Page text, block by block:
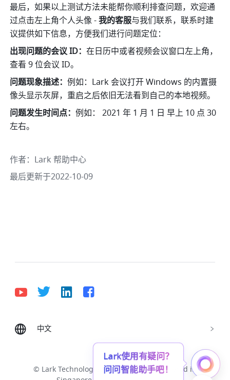
最后，如果以上测试方法未能帮你顺利排查问题，欢迎通
过点击左上角个人头像 - 我的客服与我们联系，联系时建
议提供如下信息，方便我们进行问题定位：
出现问题的会议 ID：在日历中或者视频会议窗口左上角，
查看 9 位会议 ID。
问题现象描述：例如：Lark 会议打开 Windows 的内置摄
像头显示灰屏，重启之后依旧无法看到自己的本地视频。
问题发生时间点：例如： 2021 年 1 月 1 日 早上 10 点 30
左右。
作者： Lark 帮助中心
最后更新于2022-10-09
中文
Deutsch English
Português (Brasil)
Tiếng Việt
ไทย 한국어 日本語 中文
© Lark Technologies Pte. Ltd. Headquartered in
Lark使用有疑问？
问问智能助手吧！